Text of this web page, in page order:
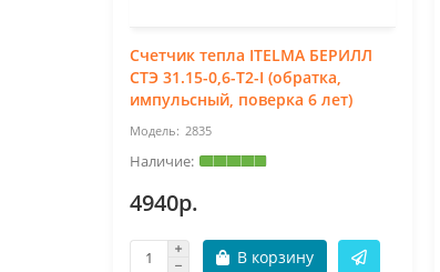
Счетчик тепла ITELMA БЕРИЛЛ
СТЭ 31.15-0,6-Т2-I (обратка,
импульсный, поверка 6 лет)
2835
4940р.
В корзину